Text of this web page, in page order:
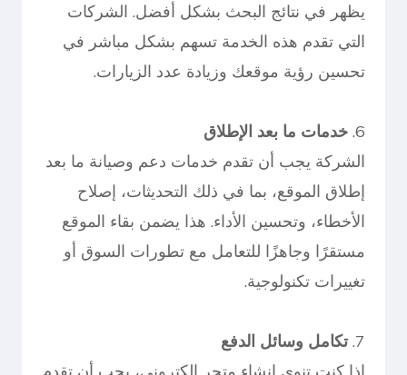
يظهر في نتائج البحث بشكل أفضل. الشركات
التي تقدم هذه الخدمة تسهم بشكل مباشر في
تحسين رؤية موقعك وزيادة عدد الزيارات.
6. خدمات ما بعد الإطلاق
الشركة يجب أن تقدم خدمات دعم وصيانة ما بعد
إطلاق الموقع، بما في ذلك التحديثات، إصلاح
الأخطاء، وتحسين الأداء. هذا يضمن بقاء الموقع
مستقرًا وجاهزًا للتعامل مع تطورات السوق أو
تغييرات تكنولوجية.
7. تكامل وسائل الدفع